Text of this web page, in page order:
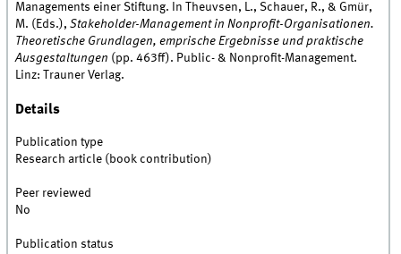
Managements einer Stiftung. In Theuvsen, L., Schauer, R., & Gmür,
M. (Eds.),Stakeholder-Management in Nonprofit-Organisationen.
Theoretische Grundlagen, emprische Ergebnisse und praktische
Ausgestaltungen (pp. 463ff). Public- & Nonprofit-Management.
Linz: Trauner Verlag.
Details
Publication type
Research article (book contribution)
Peer reviewed
No
Publication status